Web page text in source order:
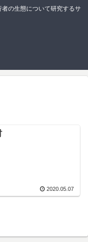
の生態について研究するサ
2020.05.07